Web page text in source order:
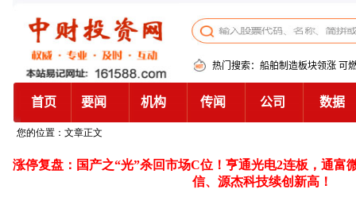
您的位置：文章正文
涨停复盘：国产之“光”杀回市场C位！亨通光电2连板，通富
信、源杰科技续创新高！